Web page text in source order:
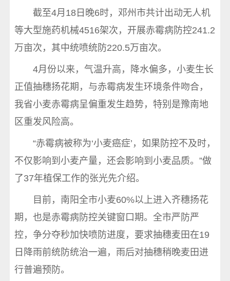
截至4月18日晚6时，邓州市共计出动无人机
等大型施药机械4516架次，开展赤霉病防控241.2
万亩次，其中统喷统防220.5万亩次。
4月份以来，气温升高，降水偏多，小麦生长
正值抽穗扬花期，与赤霉病发生环境条件吻合，
我省小麦赤霉病呈偏重发生趋势，特别是豫南地
区重发风险高。
“赤霉病被称为‘小麦癌症’，如果防控不及时，
不仅影响到小麦产量，还会影响到小麦品质。”做
了37年植保工作的张光先介绍。
目前，南阳全市小麦60%以上进入齐穗扬花
期，也是赤霉病防控关键窗口期。全市严防严
控，争分夺秒加快喷防进度，要求抽穗麦田在19
日降雨前统防统治一遍，雨后对抽穗稍晚麦田进
行普遍预防。